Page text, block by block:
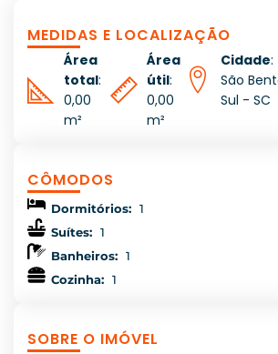
MEDIDAS E LOCALIZAÇÃO
Área
total:
0,00
m²
Área
útil:
0,00
m²
Cidade:
São
Sul - SC
CÔMODOS
Dormitórios: 1
Suítes: 1
Banheiros: 1
Cozinha: 1
SOBRE O IMÓVEL